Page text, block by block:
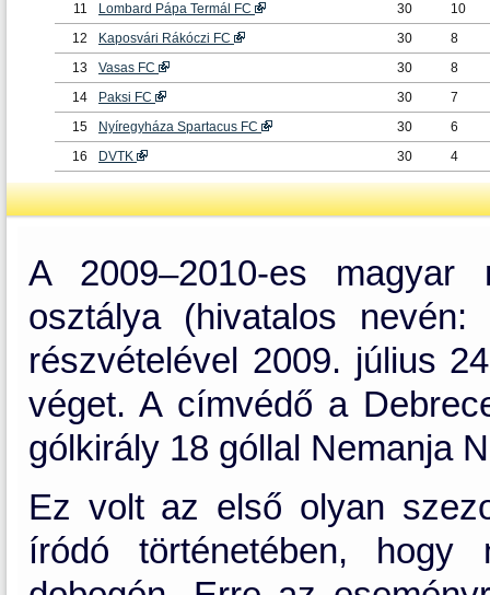
11
Lombard Pápa Termál FC 30
10
12
Kaposvári Rákóczi FC 30
8
13
Vasas FC 30
8
14
Paksi FC 30
7
15
Nyíregyháza Spartacus FC 30
6
16
DVTK 30 4
A 2009–2010-es magyar
osztálya (hivatalos
részvételével 2009. július
véget. A címvédő a
gólkirály 18 góllal Nemanja
Ez volt az első olyan
íródó történetében,